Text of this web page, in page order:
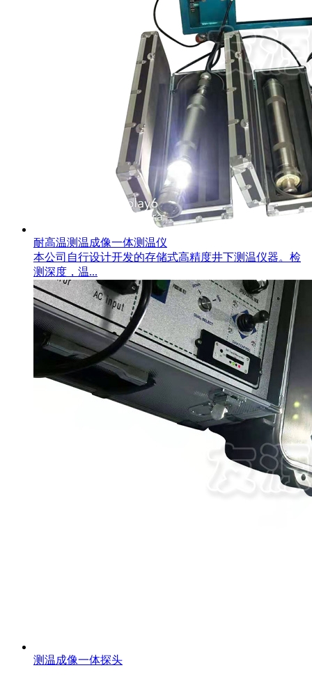
耐高温测温成像一体测温仪
本公司自行设计开发的存储式高精度井下测温仪器。检
测深度，温...
测温成像一体探头